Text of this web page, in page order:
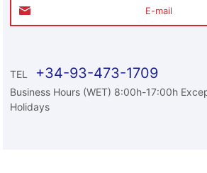
E-mail
TEL +34-93-473-1709
Business Hours (WET) 8:00h-17:00h
Holidays